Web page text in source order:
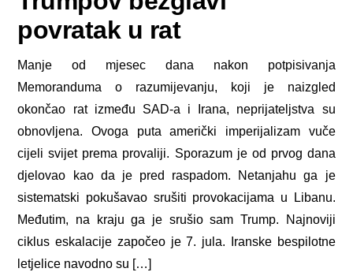
povratak u rat
Manje od mjesec dana nakon potpisivanja
Memoranduma o razumijevanju, koji je naizgled
okončao rat između SAD-a i Irana, neprijateljstva su
obnovljena. Ovoga puta američki imperijalizam vuče
cijeli svijet prema provaliji. Sporazum je od prvog dana
djelovao kao da je pred raspadom. Netanjahu ga je
sistematski pokušavao srušiti provokacijama u Libanu.
Međutim, na kraju ga je srušio sam Trump. Najnoviji
ciklus eskalacije započeo je 7. jula. Iranske bespilotne
letjelice navodno su […]